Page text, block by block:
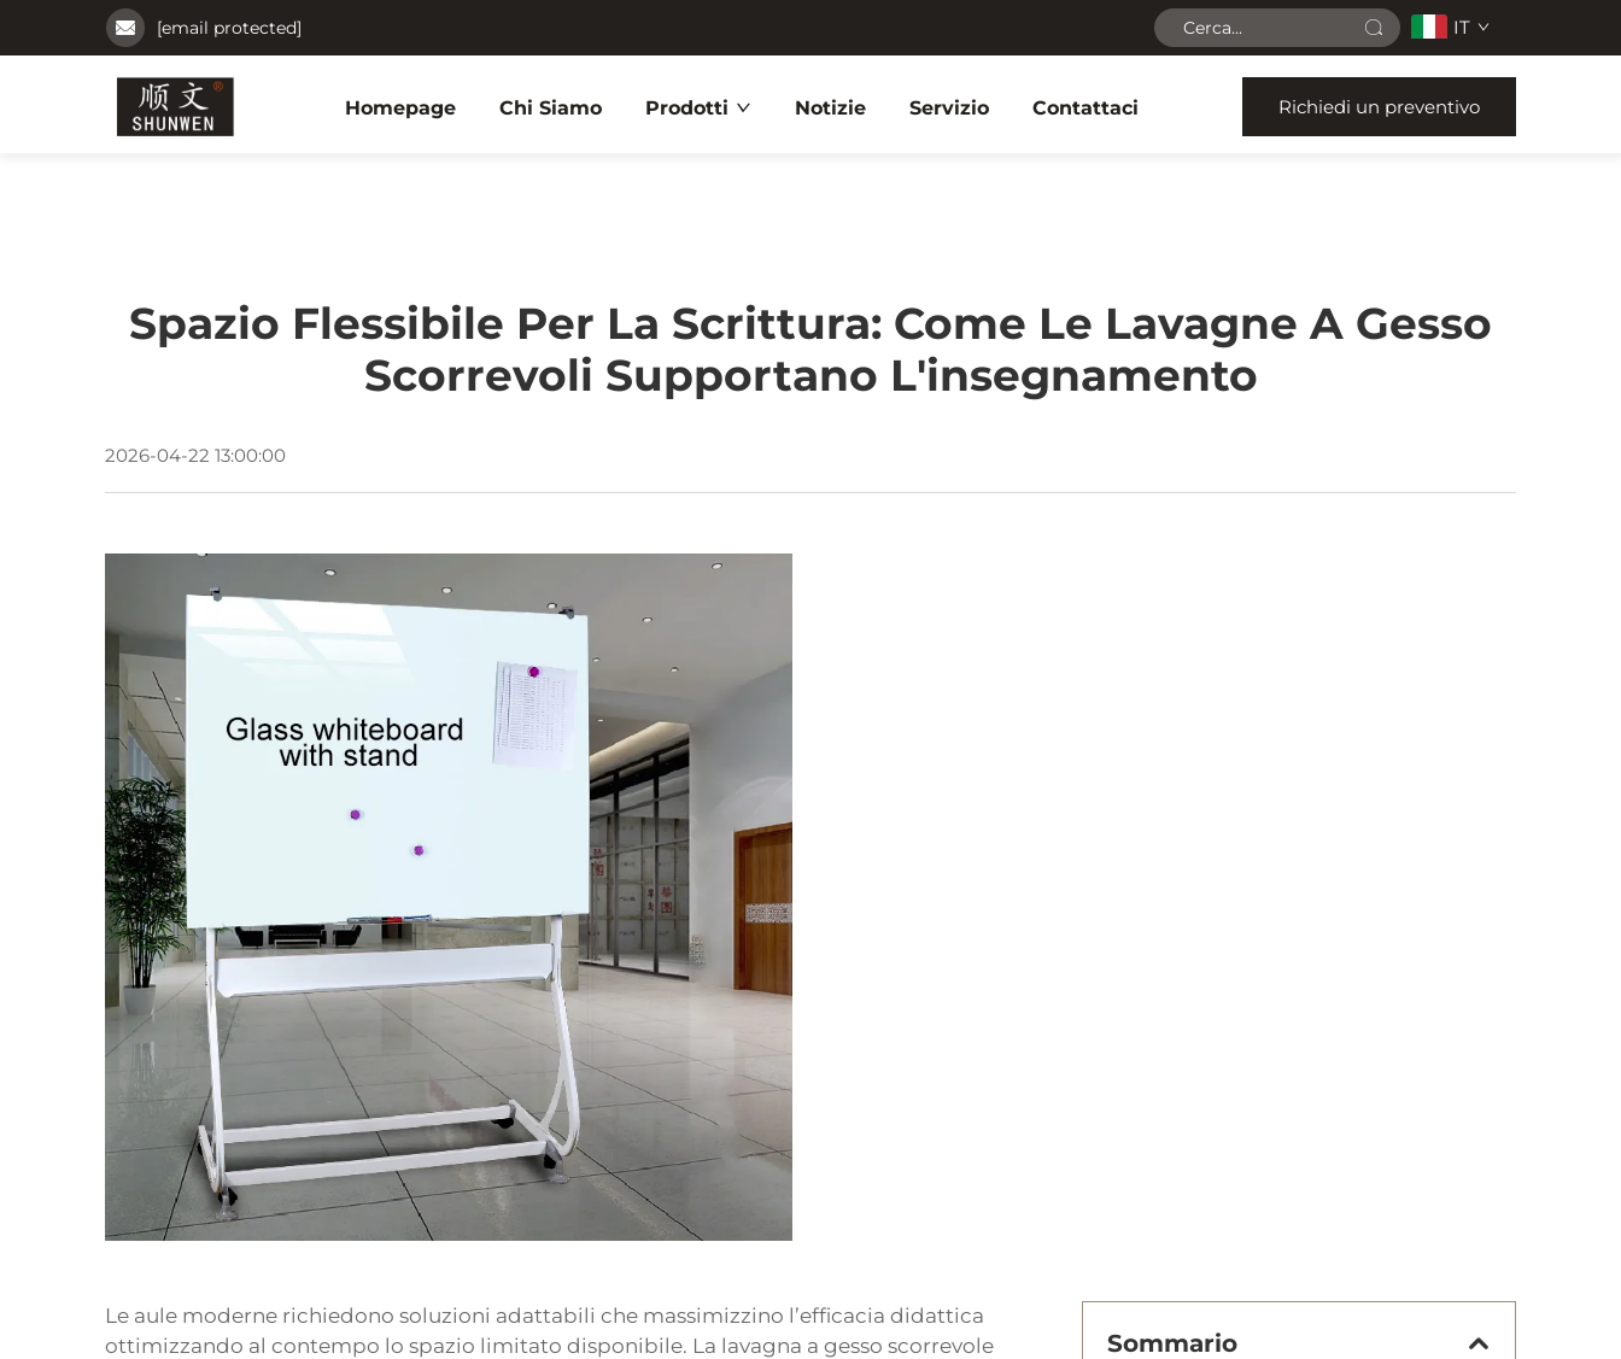
[email protected] IT
Homepage Chi Siamo Prodotti Notizie Servizio Contattaci Richiedi un preventivo
Spazio Flessibile Per La Scrittura: Come Le Lavagne A Gesso
Scorrevoli Supportano L'insegnamento
2026-04-22 13:00:00
Le aule moderne richiedono soluzioni adattabili che massimizzino l’efficacia didattica
ottimizzando al contempo lo spazio limitato disponibile. La lavagna a gesso scorrevole
Sommario